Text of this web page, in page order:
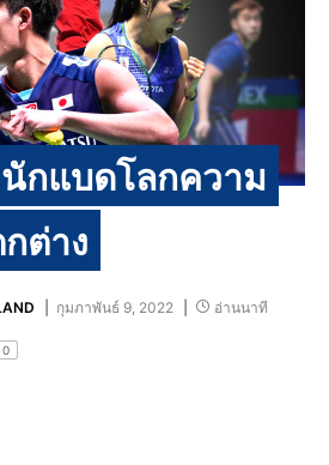
กแบดโลกความ
ต่าง
กุมภาพันธ์ 9, 2022 อ่านนาที
0